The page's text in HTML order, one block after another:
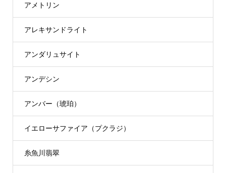
アメトリン
アレキサンドライト
アンダリュサイト
アンデシン
アンバー（琥珀）
イエローサファイア（プクラジ）
糸魚川翡翠